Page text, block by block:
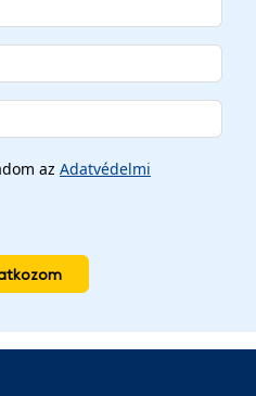
az Adatvédelmi